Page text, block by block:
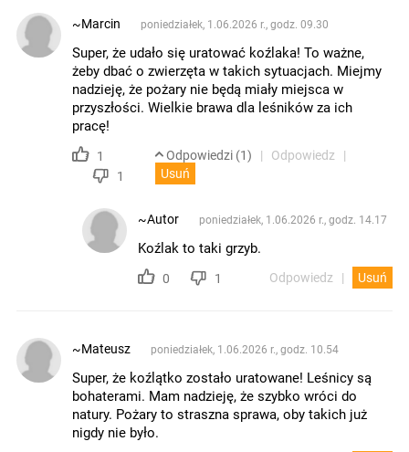
~Marcin poniedziałek, 1.06.2026 r., godz. 09.30
Super, że udało się uratować koźlaka! To ważne,
żeby dbać o zwierzęta w takich sytuacjach. Miejmy
nadzieję, że pożary nie będą miały miejsca w
przyszłości. Wielkie brawa dla leśników za ich
pracę!
1
1
Odpowiedzi (1)
Odpowiedz
Usuń
~Autor poniedziałek, 1.06.2026 r., godz. 14.17
Koźlak to taki grzyb.
0 1 Odpowiedz Usuń
~Mateusz poniedziałek, 1.06.2026 r., godz. 10.54
Super, że koźlątko zostało uratowane! Leśnicy są
bohaterami. Mam nadzieję, że szybko wróci do
natury. Pożary to straszna sprawa, oby takich już
nigdy nie było.